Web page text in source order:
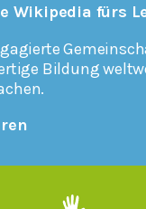
Wikipedia fürs
Bildung